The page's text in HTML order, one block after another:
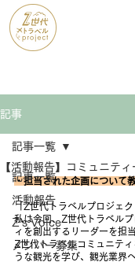
記事
記事一覧
活動報告
Z's Voice
メンバー募集
記事一覧
【活動報告】コミュニテ
・担当された企画について
「Z世代トラベルプロジェク
私は今回、Z世代トラベル
ィを創出するリーダーを担
Z世代トラベルコミュニテ
うな観光を学び、観光業界